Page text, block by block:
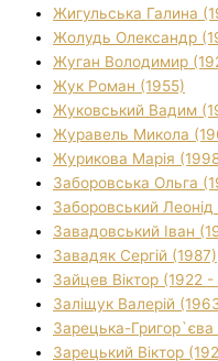
Жигульська Галина
Жолудь Олександр
Жуган Володимир
Жук Роман (1955)
Жуковський Вадим
Журавель Микола
Журикова Марія
Заборовська Ольга
Заборовський Леонід
Завадовський Іван
Завадяк Сергій (1987)
Зайцев Віктор (1922 -
Заліщук Валерій
Зарецька-
Зарецький Віктор